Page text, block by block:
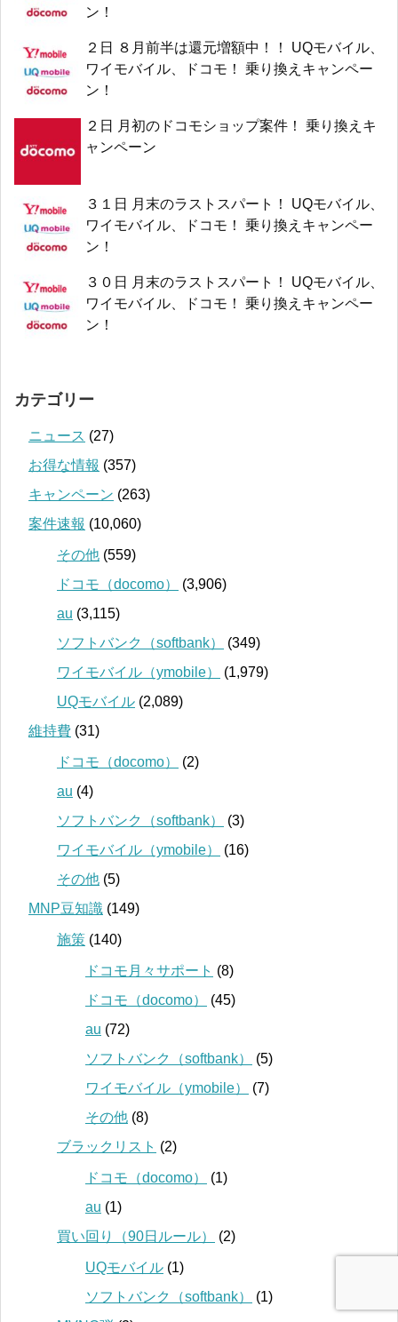
ン！
２日 ８月前半は還元増額中！！ UQモバイル、
ワイモバイル、ドコモ！ 乗り換えキャンペー
ン！
２日 月初のドコモショップ案件！ 乗り換えキ
ャンペーン
３１日 月末のラストスパート！ UQモバイル、
ワイモバイル、ドコモ！ 乗り換えキャンペー
ン！
３０日 月末のラストスパート！ UQモバイル、
ワイモバイル、ドコモ！ 乗り換えキャンペー
ン！
カテゴリー
ニュース (27)
お得な情報 (357)
キャンペーン (263)
案件速報 (10,060)
その他 (559)
ドコモ（docomo）
(3,906)
au (3,115)
ソフトバンク（softbank）
(349)
ワイモバイル（ymobile）
(1,979)
UQモバイル (2,089)
維持費 (31)
ドコモ（docomo）
(2)
au (4)
ソフトバンク（softbank）
(3)
ワイモバイル（ymobile）
(16)
その他 (5)
MNP豆知識 (149)
施策 (140)
ドコモ月々サポート (8)
ドコモ（docomo）
(45)
au (72)
ソフトバンク（softbank）
(5)
ワイモバイル（ymobile）
(7)
その他 (8)
ブラックリスト (2)
ドコモ（docomo）
(1)
au (1)
買い回り（90日ルール）
(2)
UQモバイル (1)
ソフトバンク（softbank）
(1)